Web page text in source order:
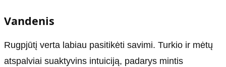
Vandenis
Rugpjūtį verta labiau pasitikėti savimi. Turkio ir mėtų
atspalviai suaktyvins intuiciją, padarys mintis